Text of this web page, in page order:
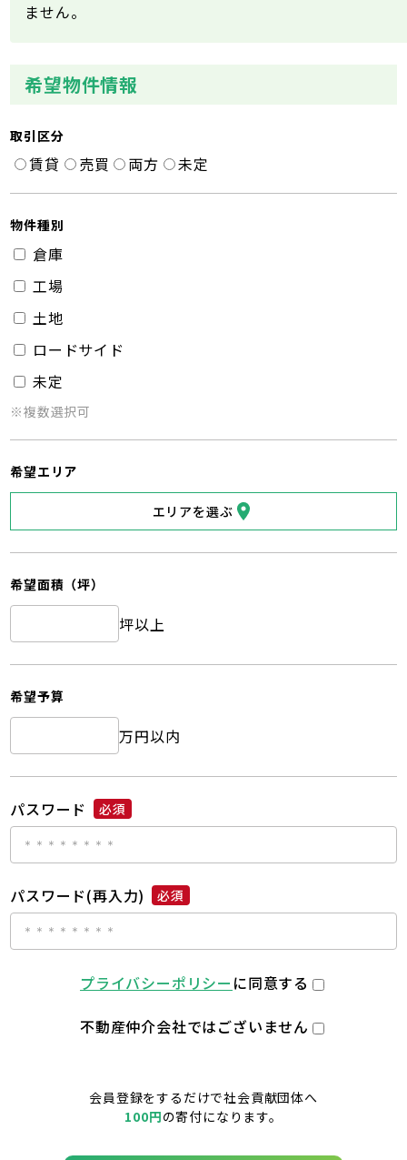
ません。
希望物件情報
取引区分
賃貸 売買 両方 未定
物件種別
倉庫
工場
土地
ロードサイド
未定
※複数選択可
希望エリア
エリアを選ぶ
希望面積（坪）
坪以上
希望予算
万円以内
パスワード 必須
パスワード(再入力) 必須
プライバシーポリシー に同意する
不動産仲介会社ではございません
会員登録をするだけで社会貢献団体へ
100円の寄付になります。